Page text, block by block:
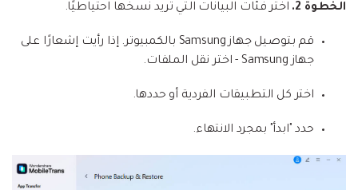
الخطوة 2. اختر فئات البيانات التي تريد نسخها احتياطيًا.
قم بتوصيل جهاز Samsung بالكمبيوتر. إذا رأيت إشعارًا على
جهاز Samsung - اختر نقل الملفات.
اختر كل التطبيقات الفردية أو حددها.
حدد "ابدأ" بمجرد الانتهاء.